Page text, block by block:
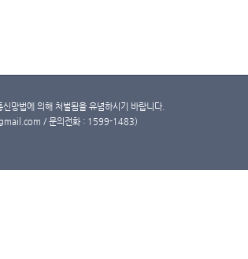
망법에 의해 처벌됨을 유념하시기 바랍니다.
/ 문의전화 : 1599-1483)